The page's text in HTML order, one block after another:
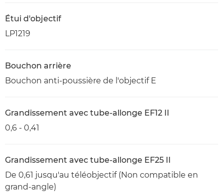
Étui d'objectif
LP1219
Bouchon arrière
Bouchon anti-poussière de l'objectif E
Grandissement avec tube-allonge EF12 II
0,6 - 0,41
Grandissement avec tube-allonge EF25 II
De 0,61 jusqu'au téléobjectif (Non compatible en
grand-angle)